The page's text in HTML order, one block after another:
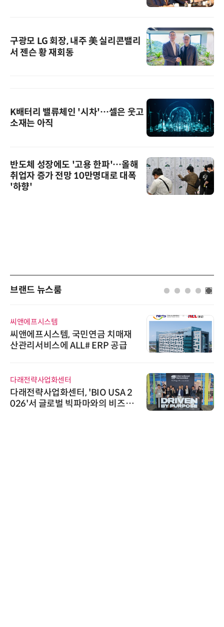
구광모 LG 회장, 내주 美 실리콘밸리
서 젠슨 황 재회동
K배터리 밸류체인 '시차'…셀은 웃고
소재는 아직
반도체 성장에도 '고용 한파'…올해
취업자 증가 전망 10만명대로 대폭
'하향'
브랜드 뉴스룸
씨앤에프시스템
씨앤에프시스템, 국민연금 치매재
산관리서비스에 ALL# ERP 공급
다래전략사업화센터
다래전략사업화센터, 'BIO USA 2
026'서 글로벌 빅파마와의 비즈니